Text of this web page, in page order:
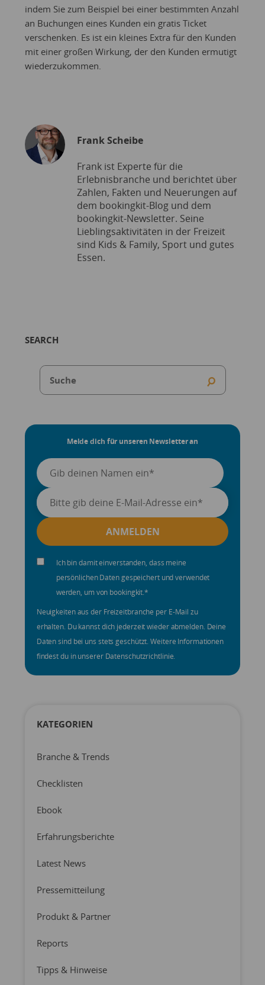
indem Sie zum Beispiel bei einer bestimmten Anzahl
an Buchungen eines Kunden ein gratis Ticket
verschenken. Es ist ein kleines Extra für den Kunden
mit einer großen Wirkung, der den Kunden ermutigt
wiederzukommen.
SEARCH
Melde dich für unseren Newsletter an
Ich bin damit einverstanden, dass meine
persönlichen Daten gespeichert und verwendet
werden, um von bookingkit.*
Neuigkeiten aus der Freizeitbranche per E-Mail zu
erhalten. Du kannst dich jederzeit wieder abmelden. Deine
Daten sind bei uns stets geschützt. Weitere Informationen
findest du in unserer Datenschutzrichtlinie.
KATEGORIEN
Branche & Trends
Checklisten
Ebook
Erfahrungsberichte
Latest News
Pressemitteilung
Produkt & Partner
Reports
Tipps & Hinweise
Frank Scheibe
Frank ist Experte für die
Erlebnisbranche und berichtet über
Zahlen, Fakten und Neuerungen auf
dem bookingkit-Blog und dem
bookingkit-Newsletter. Seine
Lieblingsaktivitäten in der Freizeit
sind Kids & Family, Sport und gutes
Essen.